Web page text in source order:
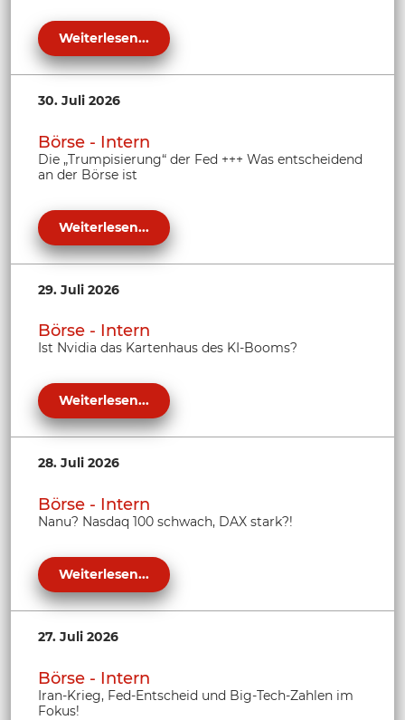
Weiterlesen...
30. Juli 2026
Börse - Intern
Die „Trumpisierung“ der Fed +++ Was entscheidend
an der Börse ist
Weiterlesen...
29. Juli 2026
Börse - Intern
Ist Nvidia das Kartenhaus des KI-Booms?
Weiterlesen...
28. Juli 2026
Börse - Intern
Nanu? Nasdaq 100 schwach, DAX stark?!
Weiterlesen...
27. Juli 2026
Börse - Intern
Iran-Krieg, Fed-Entscheid und Big-Tech-Zahlen im
Fokus!